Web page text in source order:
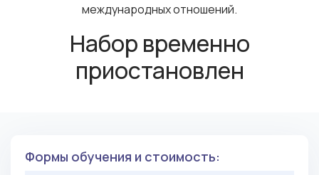
международных отношений.
Набор временно
приостановлен
Формы обучения и стоимость: